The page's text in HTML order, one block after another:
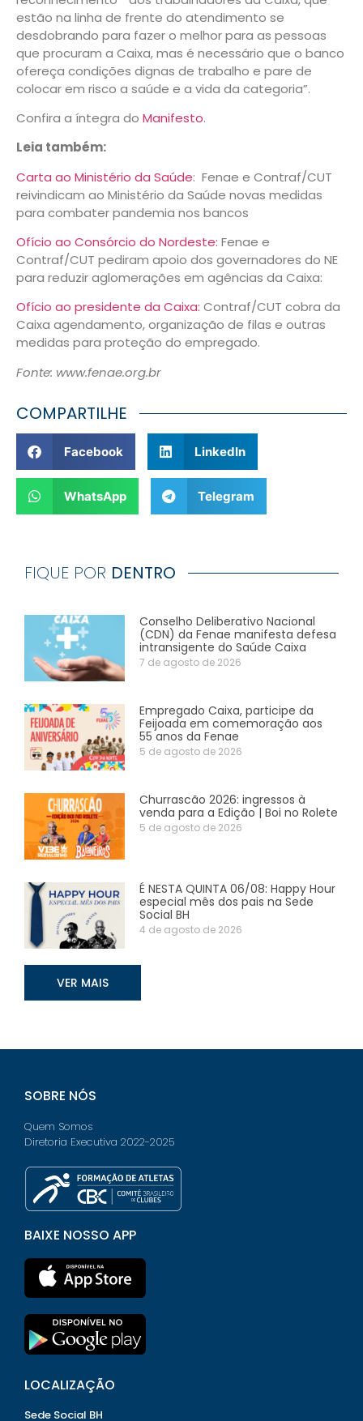
estão na linha de frente do atendimento se
desdobrando para fazer o melhor para as pessoas
que procuram a Caixa, mas é necessário que o banco
ofereça condições dignas de trabalho e pare de
colocar em risco a saúde e a vida da categoria”.
Confira a íntegra do Manifesto.
Leia também:
Carta ao Ministério da Saúde: Fenae e Contraf/CUT
reivindicam ao Ministério da Saúde novas medidas
para combater pandemia nos bancos
Ofício ao Consórcio do Nordeste: Fenae e
Contraf/CUT pediram apoio dos governadores do NE
para reduzir aglomerações em agências da Caixa:
Ofício ao presidente da Caixa: Contraf/CUT cobra da
Caixa agendamento, organização de filas e outras
medidas para proteção do empregado.
Fonte: www.fenae.org.br
COMPARTILHE
Facebook LinkedIn
WhatsApp Telegram
FIQUE POR DENTRO
Conselho Deliberativo Nacional
(CDN) da Fenae manifesta defesa
intransigente do Saúde Caixa
7 de agosto de 2026
Empregado Caixa, participe da
Feijoada em comemoração aos
55 anos da Fenae
5 de agosto de 2026
Churrascão 2026: ingressos à
venda para a Edição | Boi no Rolete
5 de agosto de 2026
É NESTA QUINTA 06/08: Happy Hour
especial mês dos pais na Sede
Social BH
4 de agosto de 2026
VER MAIS
SOBRE NÓS
Quem Somos
Diretoria Executiva 2022-2025
BAIXE NOSSO APP
LOCALIZAÇÃO
Sede Social BH